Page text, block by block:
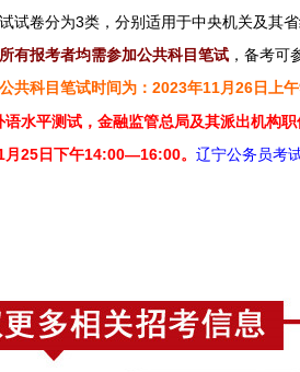
试卷分为3类，分别适用于中央机关及其
所有报考者均需参加公共科目笔试 ， 备考可
公共科目笔试时间为：2023年11月26日上
水平测试，金融监管总局及其派出机构
月25日下午14:00—16:00。 辽宁公务员考